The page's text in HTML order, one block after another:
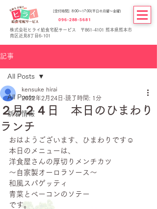
[受付時間] 8:00～17:00(平日の月曜～金曜)
096-288-5681
株式会社ヒライ給食宅配サービス 〒861-4101 熊本県熊本市
南区近見8丁目6-101
記事
All Posts
新着情報
All Posts
２月２４日 本日のひまわり
ランチ
kensuke hirai
2022年2月24日 読了時間: 1分
おはようございます、ひまわりです☺
本日のメニューは、
洋食屋さんの厚切りメンチカツ
～自家製オーロラソース～
和風スパゲッティ
青菜とベーコンのソテー
です。